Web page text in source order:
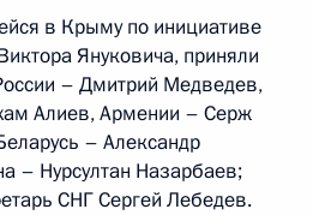
в Крыму по инициативе
Януковича, приняли
– Дмитрий Медведев,
Алиев, Армении – Серж
– Александр
– Нурсултан Назарбаев;
СНГ Сергей Лебедев.